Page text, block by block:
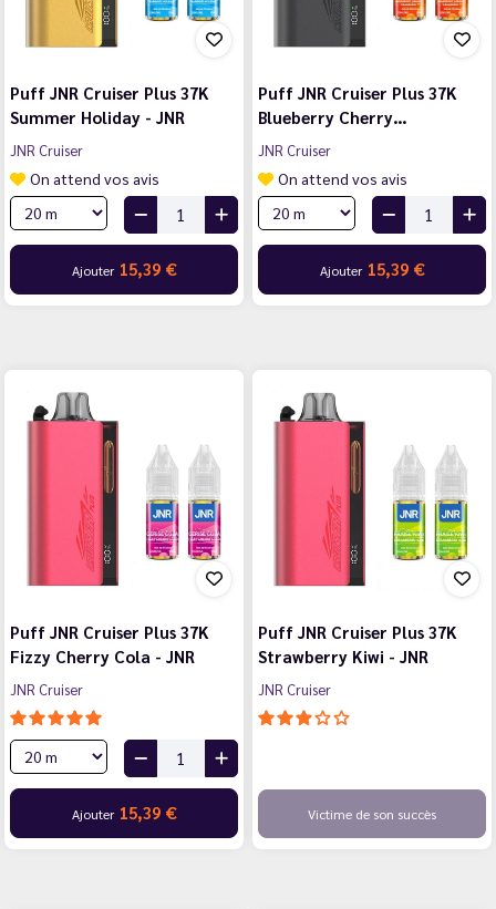
Puff JNR Cruiser Plus 37K
Summer Holiday - JNR
JNR Cruiser
On attend vos avis
Ajouter 15,39 €
Puff JNR Cruiser Plus 37K
Blueberry Cherry…
JNR Cruiser
On attend vos avis
Ajouter 15,39 €
Puff JNR Cruiser Plus 37K
Fizzy Cherry Cola - JNR
JNR Cruiser
Ajouter 15,39 €
Puff JNR Cruiser Plus 37K
Strawberry Kiwi - JNR
JNR Cruiser
Victime de son succès